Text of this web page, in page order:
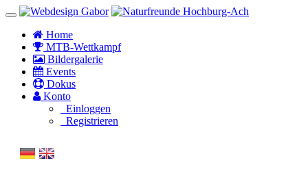
Home
MTB-Wettkampf
Bildergalerie
Events
Dokus
Konto
Einloggen
Registrieren